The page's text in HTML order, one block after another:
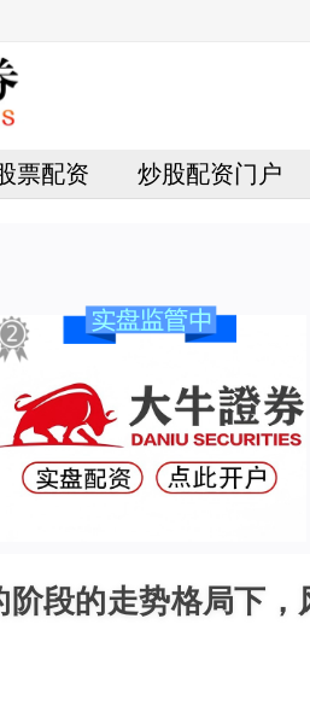
票配资 炒股配资门户
段的走势格局下，